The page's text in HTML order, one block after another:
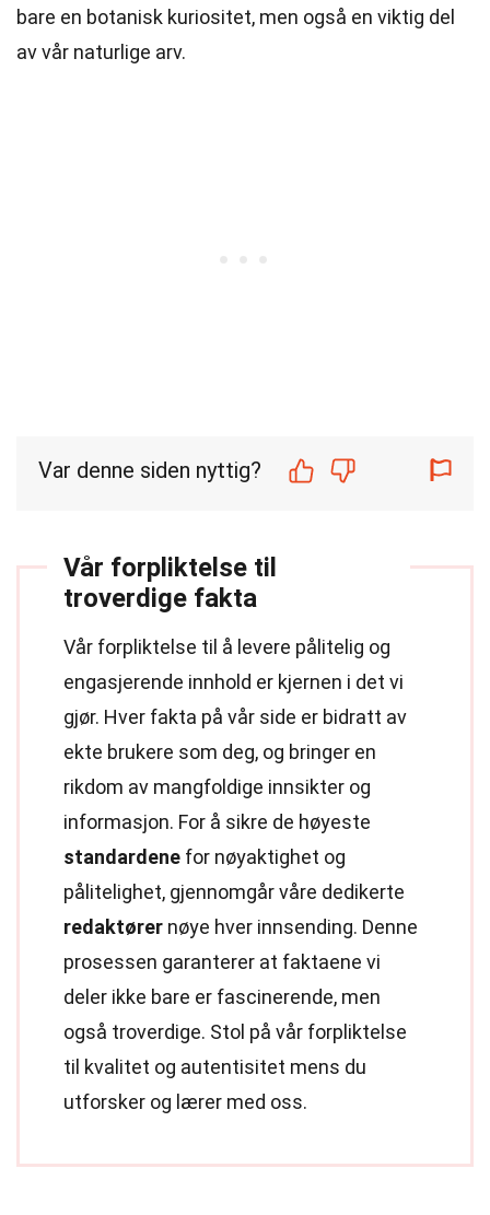
bare en botanisk kuriositet, men også en viktig del
av vår naturlige arv.
Var denne siden nyttig?
Vår forpliktelse til
troverdige fakta
Vår forpliktelse til å levere pålitelig og
engasjerende innhold er kjernen i det vi
gjør. Hver fakta på vår side er bidratt av
ekte brukere som deg, og bringer en
rikdom av mangfoldige innsikter og
informasjon. For å sikre de høyeste
standardene for nøyaktighet og
pålitelighet, gjennomgår våre dedikerte
redaktører nøye hver innsending. Denne
prosessen garanterer at faktaene vi
deler ikke bare er fascinerende, men
også troverdige. Stol på vår forpliktelse
til kvalitet og autentisitet mens du
utforsker og lærer med oss.